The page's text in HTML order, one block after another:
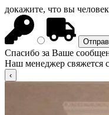
докажите, что вы
Спасибо за Ваше
Наш менеджер свяжется